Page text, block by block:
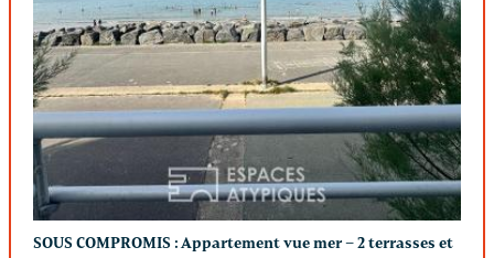
SOUS COMPROMIS :Appartement vue mer – 2 terrasses et